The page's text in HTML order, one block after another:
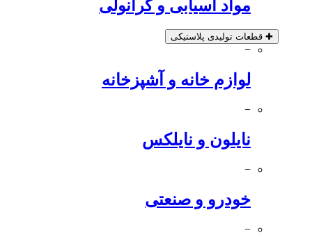
مواد آسیابی و گرانولی
✚ قطعات تولیدی پلاستیکی
−
لوازم خانه و آشپزخانه
−
نایلون و نایلکس
−
خودرو و صنعتی
−